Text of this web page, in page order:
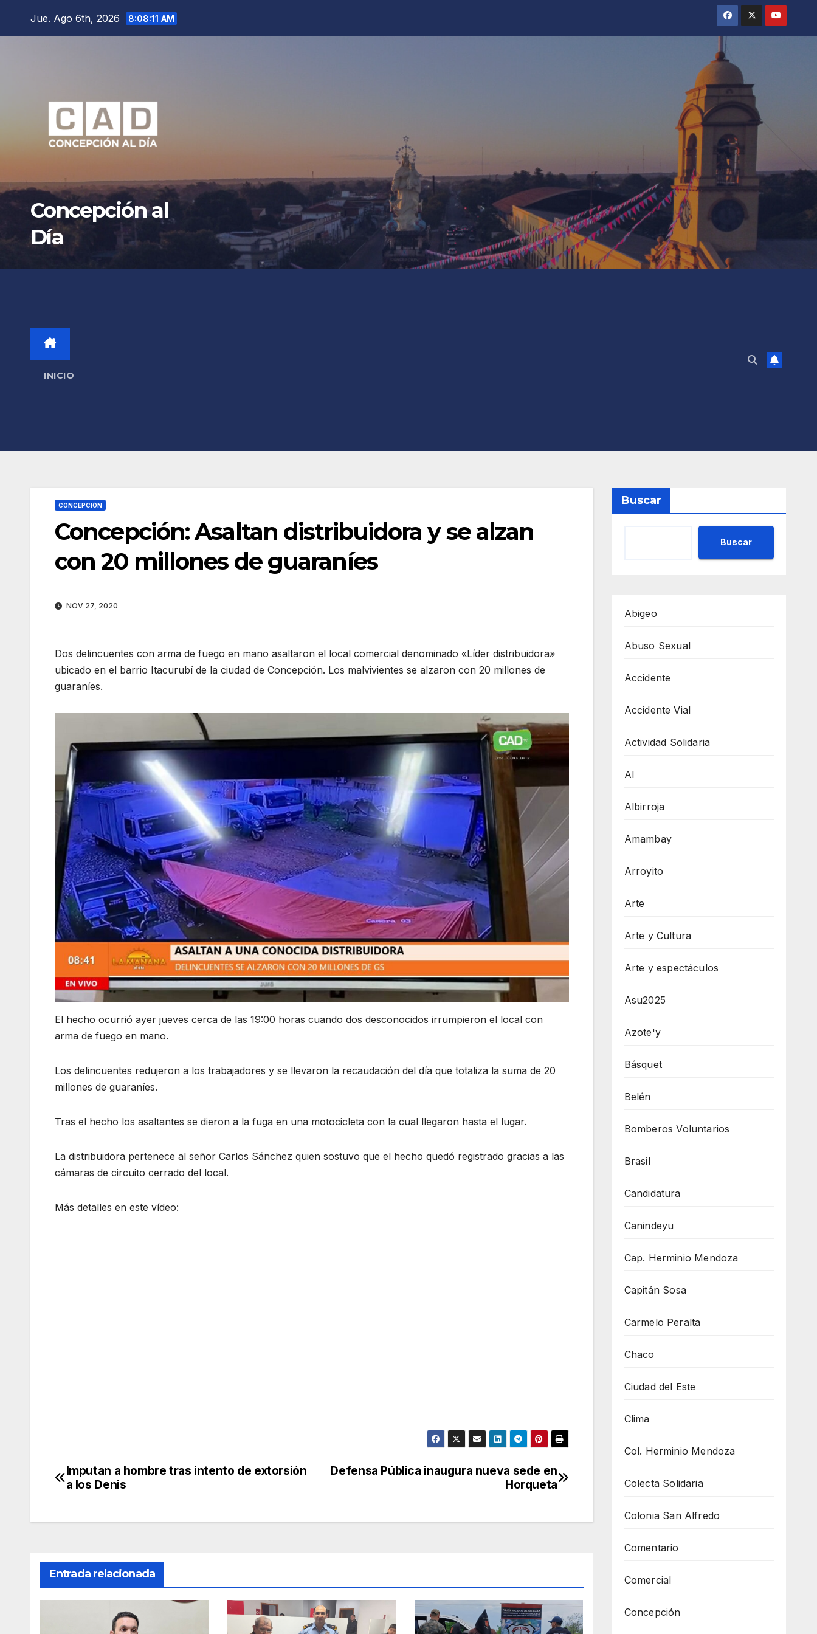
Jue. Ago 6th, 2026 8:08:13 AM
Concepción al
Día
INICIO
CONCEPCIÓN
Concepción: Asaltan distribuidora y se alzan
con 20 millones de guaraníes
NOV 27, 2020
Dos delincuentes con arma de fuego en mano asaltaron el local comercial denominado «Líder distribuidora»
ubicado en el barrio Itacurubí de la ciudad de Concepción. Los malvivientes se alzaron con 20 millones de
guaraníes.
El hecho ocurrió ayer jueves cerca de las 19:00 horas cuando dos desconocidos irrumpieron el local con
arma de fuego en mano.
Los delincuentes redujeron a los trabajadores y se llevaron la recaudación del día que totaliza la suma de 20
millones de guaraníes.
Tras el hecho los asaltantes se dieron a la fuga en una motocicleta con la cual llegaron hasta el lugar.
La distribuidora pertenece al señor Carlos Sánchez quien sostuvo que el hecho quedó registrado gracias a las
cámaras de circuito cerrado del local.
Más detalles en este vídeo:
Navegación
entradas
Defensa Pública inaugura nueva sede en
Horqueta
Imputan a hombre tras intento de extorsión
a los Denis
Entrada relacionada
Buscar
Buscar
Abigeo
Abuso Sexual
Accidente
Accidente Vial
Actividad Solidaria
AI
Albirroja
Amambay
Arroyito
Arte
Arte y Cultura
Arte y espectáculos
Asu2025
Azote'y
Básquet
Belén
Bomberos Voluntarios
Brasil
Candidatura
Canindeyu
Cap. Herminio Mendoza
Capitán Sosa
Carmelo Peralta
Chaco
Ciudad del Este
Clima
Col. Herminio Mendoza
Colecta Solidaria
Colonia San Alfredo
Comentario
Comercial
Concepción